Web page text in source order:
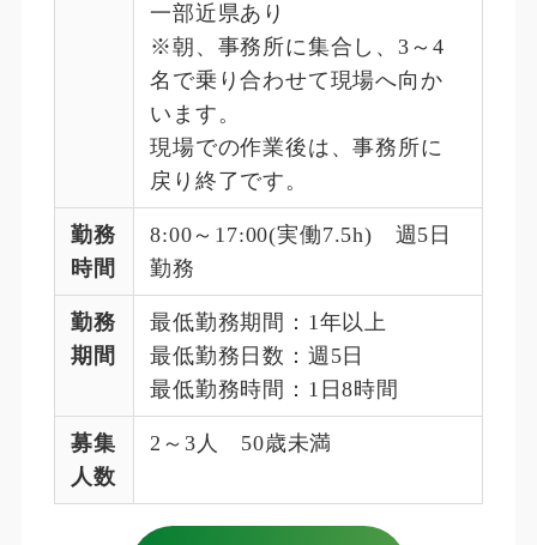
一部近県あり
※朝、事務所に集合し、3～4
名で乗り合わせて現場へ向か
います。
現場での作業後は、事務所に
戻り終了です。
勤務
時間
8:00～17:00(実働7.5h) 週5日
勤務
勤務
期間
最低勤務期間：1年以上
最低勤務日数：週5日
最低勤務時間：1日8時間
募集
人数
2～3人 50歳未満